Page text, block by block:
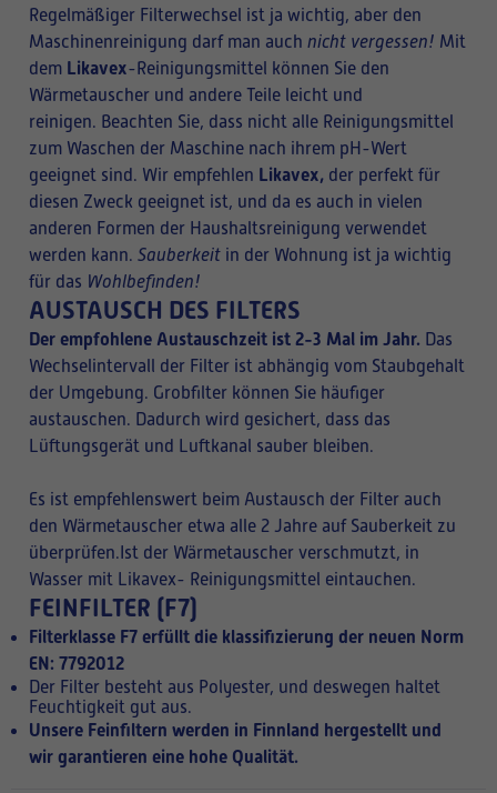
Regelmäßiger Filterwechsel ist ja wichtig, aber den
Maschinenreinigung darf man auch nicht vergessen! Mit
dem Likavex-Reinigungsmittel können Sie den
Wärmetauscher und andere Teile leicht und
reinigen. Beachten Sie, dass nicht alle Reinigungsmittel
zum Waschen der Maschine nach ihrem pH-Wert
geeignet sind. Wir empfehlen Likavex, der perfekt für
diesen Zweck geeignet ist, und da es auch in vielen
anderen Formen der Haushaltsreinigung verwendet
werden kann. Sauberkeit in der Wohnung ist ja wichtig
für das Wohlbefinden!
AUSTAUSCH DES FILTERS
Der empfohlene Austauschzeit ist 2-3 Mal im Jahr. Das
Wechselintervall der Filter ist abhängig vom Staubgehalt
der Umgebung. Grobfilter können Sie häufiger
austauschen. Dadurch wird gesichert, dass das
Lüftungsgerät und Luftkanal sauber bleiben.
Es ist empfehlenswert beim Austausch der Filter auch
den Wärmetauscher etwa alle 2 Jahre auf Sauberkeit zu
überprüfen.Ist der Wärmetauscher verschmutzt, in
Wasser mit Likavex- Reinigungsmittel eintauchen.
FEINFILTER (F7)
Filterklasse F7 erfüllt die klassifizierung der neuen Norm
EN: 7792012
Der Filter besteht aus Polyester, und deswegen haltet
Feuchtigkeit gut aus.
Unsere Feinfiltern werden in Finnland hergestellt und
wir garantieren eine hohe Qualität.